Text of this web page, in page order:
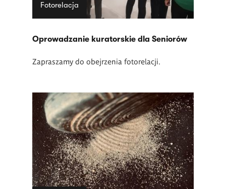
Fotorelacja
Oprowadzanie kuratorskie dla Seniorów
Zapraszamy do obejrzenia fotorelacji.